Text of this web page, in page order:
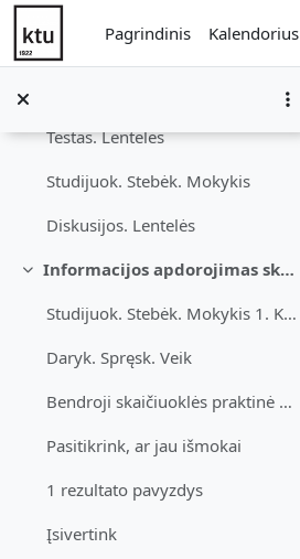
Pereiti į pagrindinį turinį
Pagrindinis
Kalendorius
Testas. Lentelės
Studijuok. Stebėk. Mokykis
Diskusijos. Lentelės
Sutraukti
Informacijos apdorojimas skaičiuokle
Studijuok. Stebėk. Mokykis 1. Koordinatės formulės...
Daryk. Spręsk. Veik
Bendroji skaičiuoklės praktinė užduotis
Pasitikrink, ar jau išmokai
1 rezultato pavyzdys
Įsivertink